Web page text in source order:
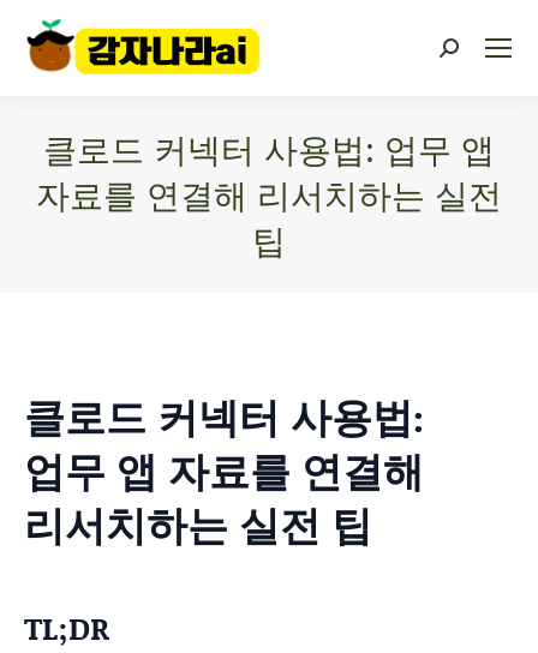
클로드 커넥터 사용법: 업무 앱
자료를 연결해 리서치하는 실전
팁
클로드 커넥터 사용법:
업무 앱 자료를 연결해
리서치하는 실전 팁
TL;DR